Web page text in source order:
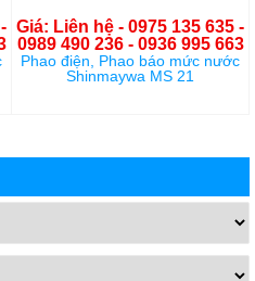
Giá: Liên hệ - 0975 135 635 -
0989 490 236 - 0936 995 663
Phao điện, Phao báo mức nước
Shinmaywa MS 21